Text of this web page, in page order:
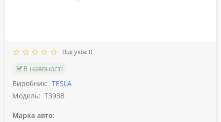
Відгуків: 0
В наявності
Виробник: TESLA
Модель: T393B
Марка авто: